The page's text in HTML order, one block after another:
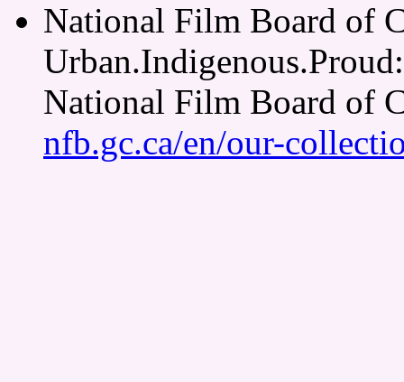
National Film Board of
National Film Board of
nfb.gc.ca/en/our-